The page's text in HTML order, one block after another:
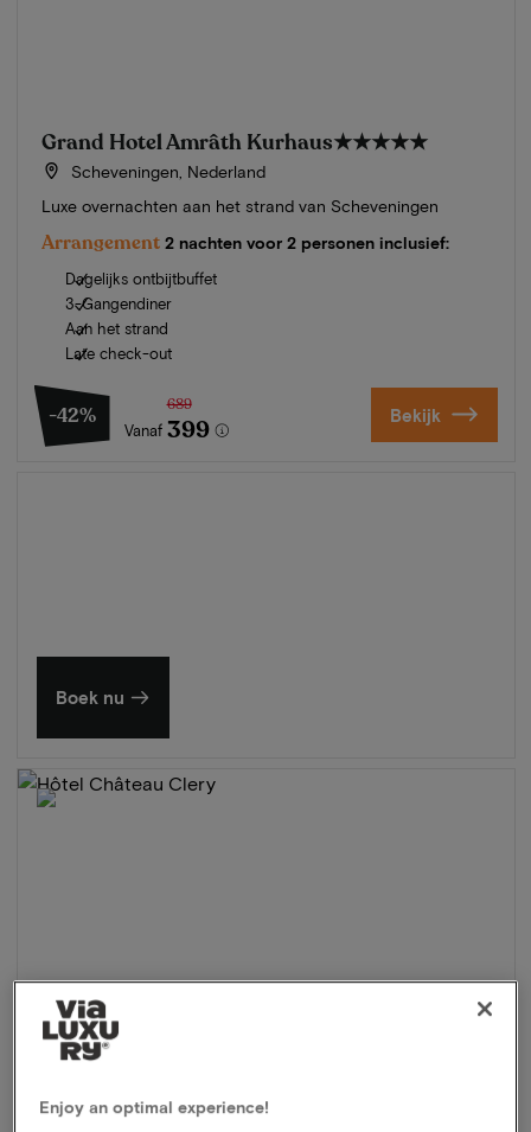
Grand Hotel Amrâth Kurhaus★★★★★
Scheveningen, Nederland
Luxe overnachten aan het strand van Scheveningen
Arrangement 2 nachten voor 2 personen inclusief:
Dagelijks ontbijtbuffet
3-Gangendiner
Aan het strand
Late check-out
-42%
Vanaf
689
399 Bekijk
Boek nu
Enjoy an optimal experience!